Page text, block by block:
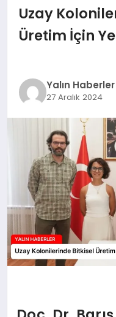
DÜNYA
EKONOMİ
EĞİTİM
TEKNOLOJİ
MAGAZİN
SAĞLIK
Uzay
Üretim İçin
Yalın Haberler
27 Aralık 2024